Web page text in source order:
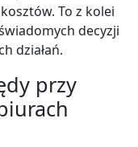
To z kolei
decyzji
działań.
przy